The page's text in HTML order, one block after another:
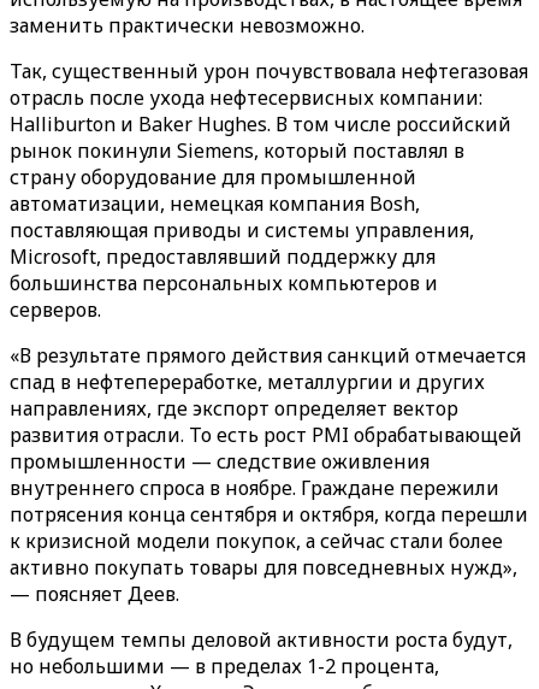
заменить практически невозможно.
Так, существенный урон почувствовала нефтегазовая
отрасль после ухода нефтесервисных компании:
Halliburton и Baker Hughes. В том числе российский
рынок покинули Siemens, который поставлял в
страну оборудование для промышленной
автоматизации, немецкая компания Bosh,
поставляющая приводы и системы управления,
Microsoft, предоставлявший поддержку для
большинства персональных компьютеров и
серверов.
«В результате прямого действия санкций отмечается
спад в нефтепереработке, металлургии и других
направлениях, где экспорт определяет вектор
развития отрасли. То есть рост PMI обрабатывающей
промышленности — следствие оживления
внутреннего спроса в ноябре. Граждане пережили
потрясения конца сентября и октября, когда перешли
к кризисной модели покупок, а сейчас стали более
активно покупать товары для повседневных нужд»,
— поясняет Деев.
В будущем темпы деловой активности роста будут,
но небольшими — в пределах 1-2 процента,